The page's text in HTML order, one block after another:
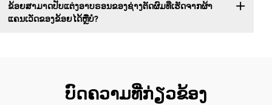
ຂ້ອຍສາມາດປັບແຕ່ງອາບຣອນຂອງຊ່າງຕັດຜົມທີ່ເຮັດຈາກຜ້າ
ແຄນເວັດຂອງຂ້ອຍໄດ້ຫຼືບໍ?
ບົດຄວາມທີ່ກ່ຽວຂ້ອງ